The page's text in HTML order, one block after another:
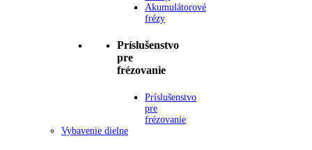
Akumulátorové
frézy
Príslušenstvo
pre
frézovanie
Príslušenstvo
pre
frézovanie
Vybavenie dielne